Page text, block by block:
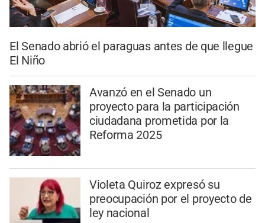
El Senado abrió el paraguas antes de que llegue
El Niño
Avanzó en el Senado un
proyecto para la participación
ciudadana prometida por la
Reforma 2025
Violeta Quiroz expresó su
preocupación por el proyecto de
ley nacional